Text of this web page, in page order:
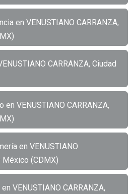
en VENUSTIANO CARRANZA,
CARRANZA, Ciudad
VENUSTIANO CARRANZA,
en VENUSTIANO
México (CDMX)
VENUSTIANO CARRANZA,